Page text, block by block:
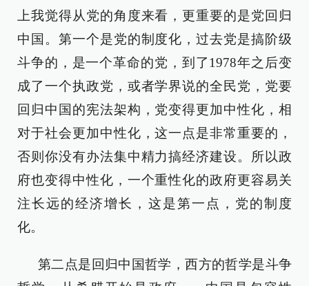
上我觉得从党的角度来看，更重要的是党回归
中国。第一个是党的制度化，过去党是搞阶级
斗争的，是一个革命的党，到了1978年之后变
成了一个执政党，或者学界说的全民党，党要
回归中国的宪法架构，党变得更加中性化，相
对于社会更加中性化，这一点是非常重要的，
否则你没有办法集中精力搞经济建设。所以政
府也变得中性化，一个重性化的政府更容易关
注长远的经济增长，这是第一点，党的制度
化。
第二点是回归中国哲学，西方的哲学是斗争